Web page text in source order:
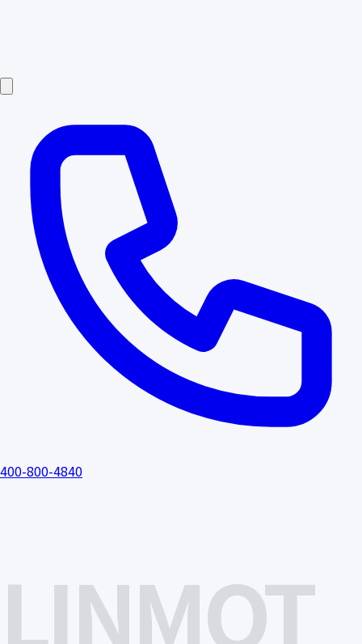
400-800-4840
LINMOT